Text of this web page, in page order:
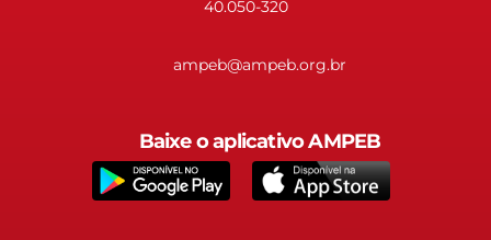
40.050-320
ampeb@ampeb.org.br
Baixe o aplicativo AMPEB